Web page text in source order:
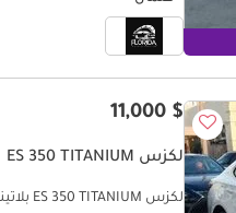
$ 11,000
لكزس ES 350 TITANIUM
لكزس ES 350 TITANIUM بلاتينوم+